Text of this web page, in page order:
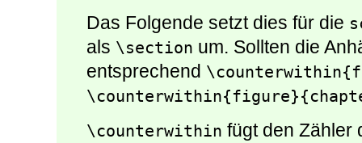
Das Folgende setzt dies für die
als \section um. Sollten die
entsprechend
\counterwithin fügt den Zähler